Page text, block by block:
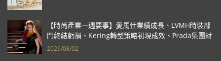
【時尚產業一週要事】愛馬仕業績成長、LVMH時裝部
門終結虧損、Kering轉型策略初現成效、Prada集團財
報亮眼
2026/08/02